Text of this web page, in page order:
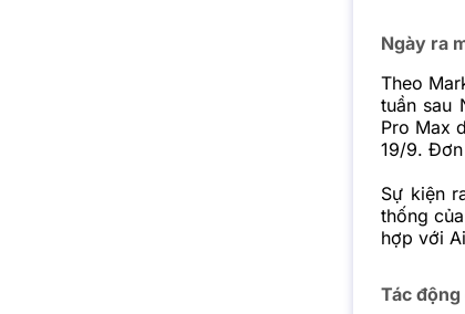
Ngày ra
Theo
tuần sau
Pro Max
19/9.
Sự kiện
thống
hợp với
Tác